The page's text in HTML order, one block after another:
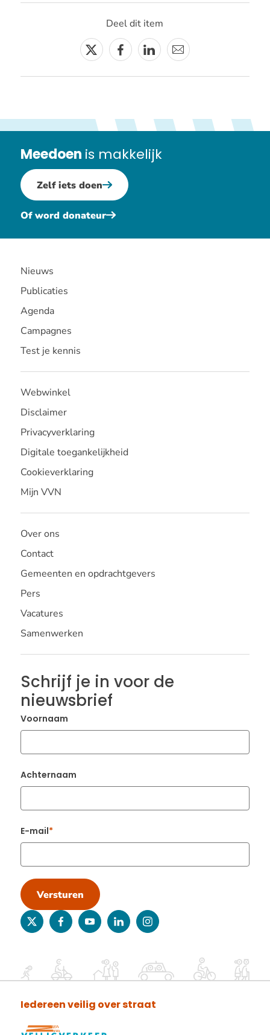
Deel dit item
TwitterFacebookLinkedin
E-
Meedoen is makkelijk
Zelf iets doen
Of word donateur
Nieuws
Publicaties
Agenda
Campagnes
Test je kennis
Webwinkel
Disclaimer
Privacyverklaring
Digitale toegankelijkheid
Cookieverklaring
Mijn VVN
Over ons
Contact
Gemeenten en opdrachtgevers
Pers
Vacatures
Samenwerken
Schrijf je in voor de
nieuwsbrief
Voornaam
Achternaam
E-mail
Versturen
twitterfacebookyoutubelinkedininstagram
Iedereen veilig over straat